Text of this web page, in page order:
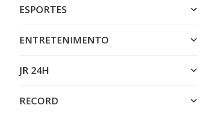
ESPORTES
ENTRETENIMENTO
JR 24H
RECORD